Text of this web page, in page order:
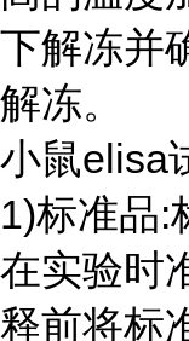
下解冻并
解冻。
小鼠elisa
1)标准品:
在实验时
释前将标